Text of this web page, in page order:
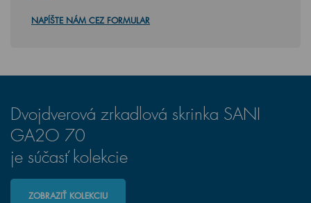
NAPÍŠTE NÁM CEZ FORMULAR
Dvojdverová zrkadlová skrinka SANI
GA2O 70
je súčasť kolekcie
ZOBRAZIŤ KOLEKCIU